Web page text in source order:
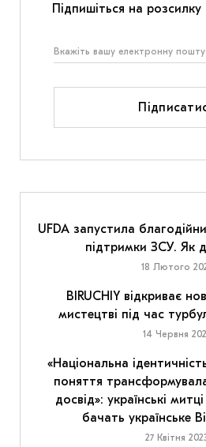
Підпишіться на розсилку
UFDA запустила
підтримки ЗСУ. Як
18 Лютого
BIRUCHIY відкриває
мистецтві під час
14 Червня
«Національна
поняття
досвід»: українські
бачать українське
27 Квітня